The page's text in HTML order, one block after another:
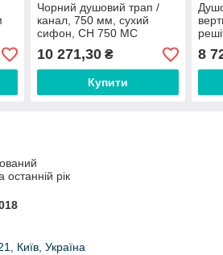
Чорний душовий трап /
канал, 750 мм, сухий
сифон, CH 750 МС
10 271,30₴
Купити
CH
8
останній рік
Київ, Україна